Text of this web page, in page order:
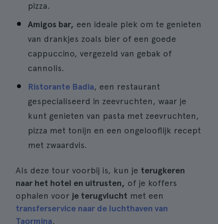
pizza.
Amigos bar, een ideale plek om te genieten
van drankjes zoals bier of een goede
cappuccino, vergezeld van gebak of
cannolis.
Ristorante Badia, een restaurant
gespecialiseerd in zeevruchten, waar je
kunt genieten van pasta met zeevruchten,
pizza met tonijn en een ongelooflijk recept
met zwaardvis.
Als deze tour voorbij is, kun je terugkeren
naar het hotel en uitrusten, of je koffers
ophalen voor je terugvlucht met een
transferservice naar de luchthaven van
Taormina.